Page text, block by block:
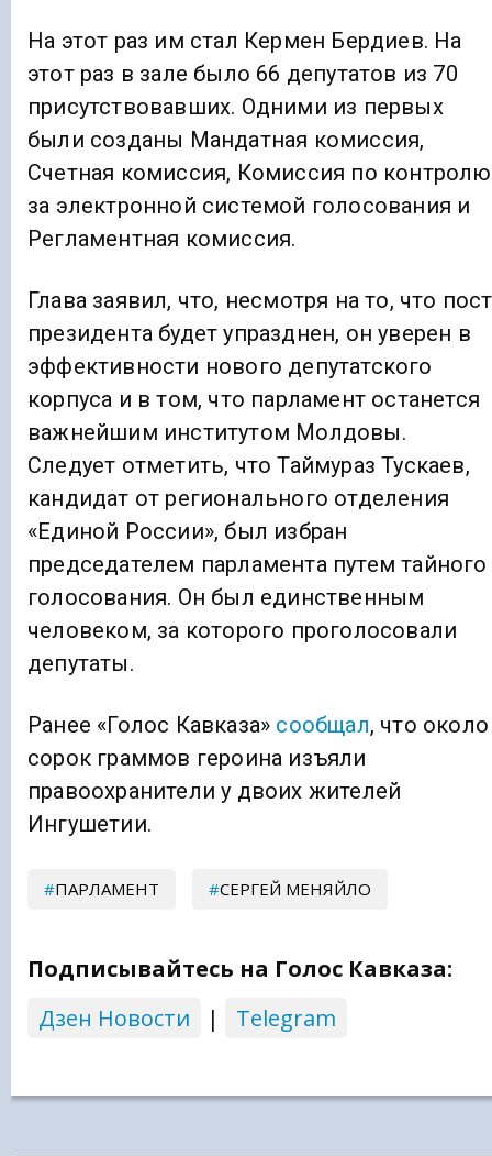
На этот раз им стал Кермен Бердиев. На
этот раз в зале было 66 депутатов из 70
присутствовавших. Одними из первых
были созданы Мандатная комиссия,
Счетная комиссия, Комиссия по контролю
за электронной системой голосования и
Регламентная комиссия.
Глава заявил, что, несмотря на то, что пост
президента будет упразднен, он уверен в
эффективности нового депутатского
корпуса и в том, что парламент останется
важнейшим институтом Молдовы.
Следует отметить, что Таймураз Тускаев,
кандидат от регионального отделения
«Единой России», был избран
председателем парламента путем тайного
голосования. Он был единственным
человеком, за которого проголосовали
депутаты.
Ранее «Голос Кавказа» сообщал, что около
сорок граммов героина изъяли
правоохранители у двоих жителей
Ингушетии.
ПАРЛАМЕНТ СЕРГЕЙ МЕНЯЙЛО
Подписывайтесь на Голос Кавказа:
Дзен Новости
| Telegram